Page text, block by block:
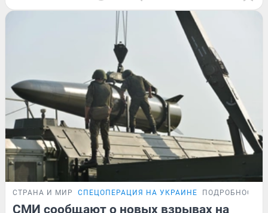
СТРАНА И МИР СПЕЦОПЕРАЦИЯ НА УКРАИНЕ ПОДРОБНОСТИ
СМИ сообщают о новых взрывах на